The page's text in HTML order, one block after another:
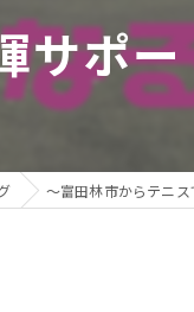
ポー
～富田林市からテニ